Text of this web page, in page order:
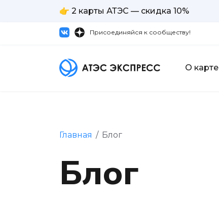
👉 2 карты АТЭС — скидка 10%
Присоединяйся к сообществу!
О карте
Главная / Блог
Блог